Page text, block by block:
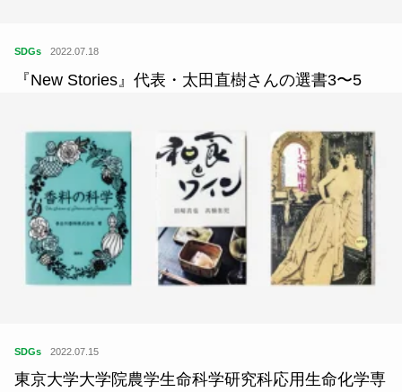
SDGs 2022.07.18
『New Stories』代表・太田直樹さんの選書3〜5
SDGs 2022.07.15
東京大学大学院農学生命科学研究科応用生命化学専